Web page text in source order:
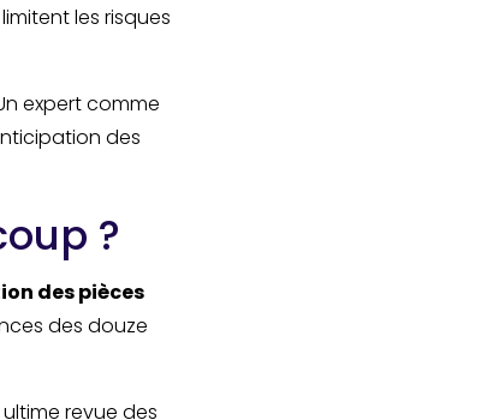
les risques
expert comme
des
?
des pièces
des douze
revue des